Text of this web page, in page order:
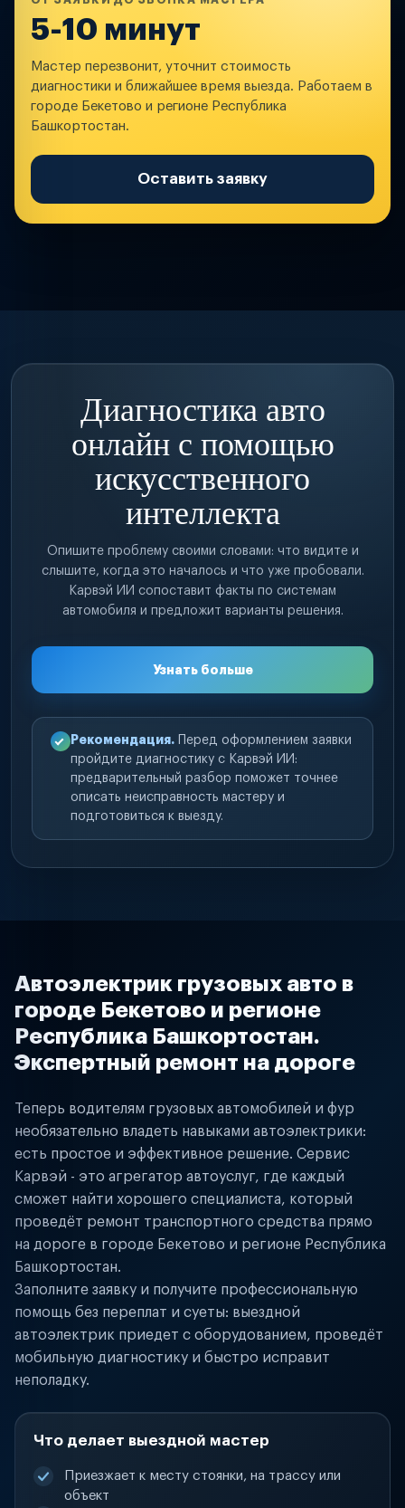
5-10 минут
Мастер перезвонит, уточнит стоимость
диагностики и ближайшее время выезда. Работаем в
городе Бекетово и регионе Республика
Башкортостан.
Оставить заявку
Диагностика авто
онлайн с помощью
искусственного
интеллекта
Опишите проблему своими словами: что видите и
слышите, когда это началось и что уже пробовали.
Карвэй ИИ сопоставит факты по системам
автомобиля и предложит варианты решения.
Узнать больше
Рекомендация. Перед оформлением заявки
пройдите диагностику с Карвэй ИИ:
предварительный разбор поможет точнее
описать неисправность мастеру и
подготовиться к выезду.
Автоэлектрик грузовых авто в
городе Бекетово и регионе
Республика Башкортостан.
Экспертный ремонт на дороге
Теперь водителям грузовых автомобилей и фур
необязательно владеть навыками автоэлектрики:
есть простое и эффективное решение. Сервис
Карвэй - это агрегатор автоуслуг, где каждый
сможет найти хорошего специалиста, который
проведёт ремонт транспортного средства прямо
на дороге в городе Бекетово и регионе Республика
Башкортостан.
Заполните заявку и получите профессиональную
помощь без переплат и суеты: выездной
автоэлектрик приедет с оборудованием, проведёт
мобильную диагностику и быстро исправит
неполадку.
Что делает выездной мастер
Приезжает к месту стоянки, на трассу или
объект